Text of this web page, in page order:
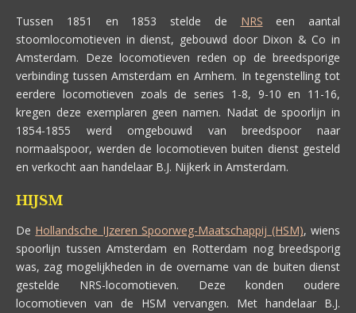
Tussen 1851 en 1853 stelde de NRS een aantal
stoomlocomotieven in dienst, gebouwd door Dixon & Co in
Amsterdam. Deze locomotieven reden op de breedsporige
verbinding tussen Amsterdam en Arnhem. In tegenstelling tot
eerdere locomotieven zoals de series 1-8, 9-10 en 11-16,
kregen deze exemplaren geen namen. Nadat de spoorlijn in
1854-1855 werd omgebouwd van breedspoor naar
normaalspoor, werden de locomotieven buiten dienst gesteld
en verkocht aan handelaar B.J. Nijkerk in Amsterdam.
HIJSM
De Hollandsche IJzeren Spoorweg-Maatschappij (HSM), wiens
spoorlijn tussen Amsterdam en Rotterdam nog breedsporig
was, zag mogelijkheden in de overname van de buiten dienst
gestelde NRS-locomotieven. Deze konden oudere
locomotieven van de HSM vervangen. Met handelaar B.J.